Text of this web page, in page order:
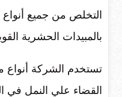
التخلص من جميع
بالمبيدات الحشرية
تستخدم الشركة أنواع
القضاء علي النمل في